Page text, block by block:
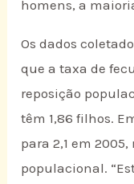
homens, a
Os dados
que a taxa de
reposição
têm 1,86 filhos.
para 2,1 em
populacional.